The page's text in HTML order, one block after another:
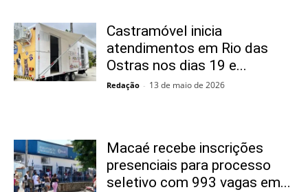
Castramóvel inicia
atendimentos em Rio das
Ostras nos dias 19 e...
Redação - 13 de maio de 2026
Macaé recebe inscrições
presenciais para processo
seletivo com 993 vagas em...